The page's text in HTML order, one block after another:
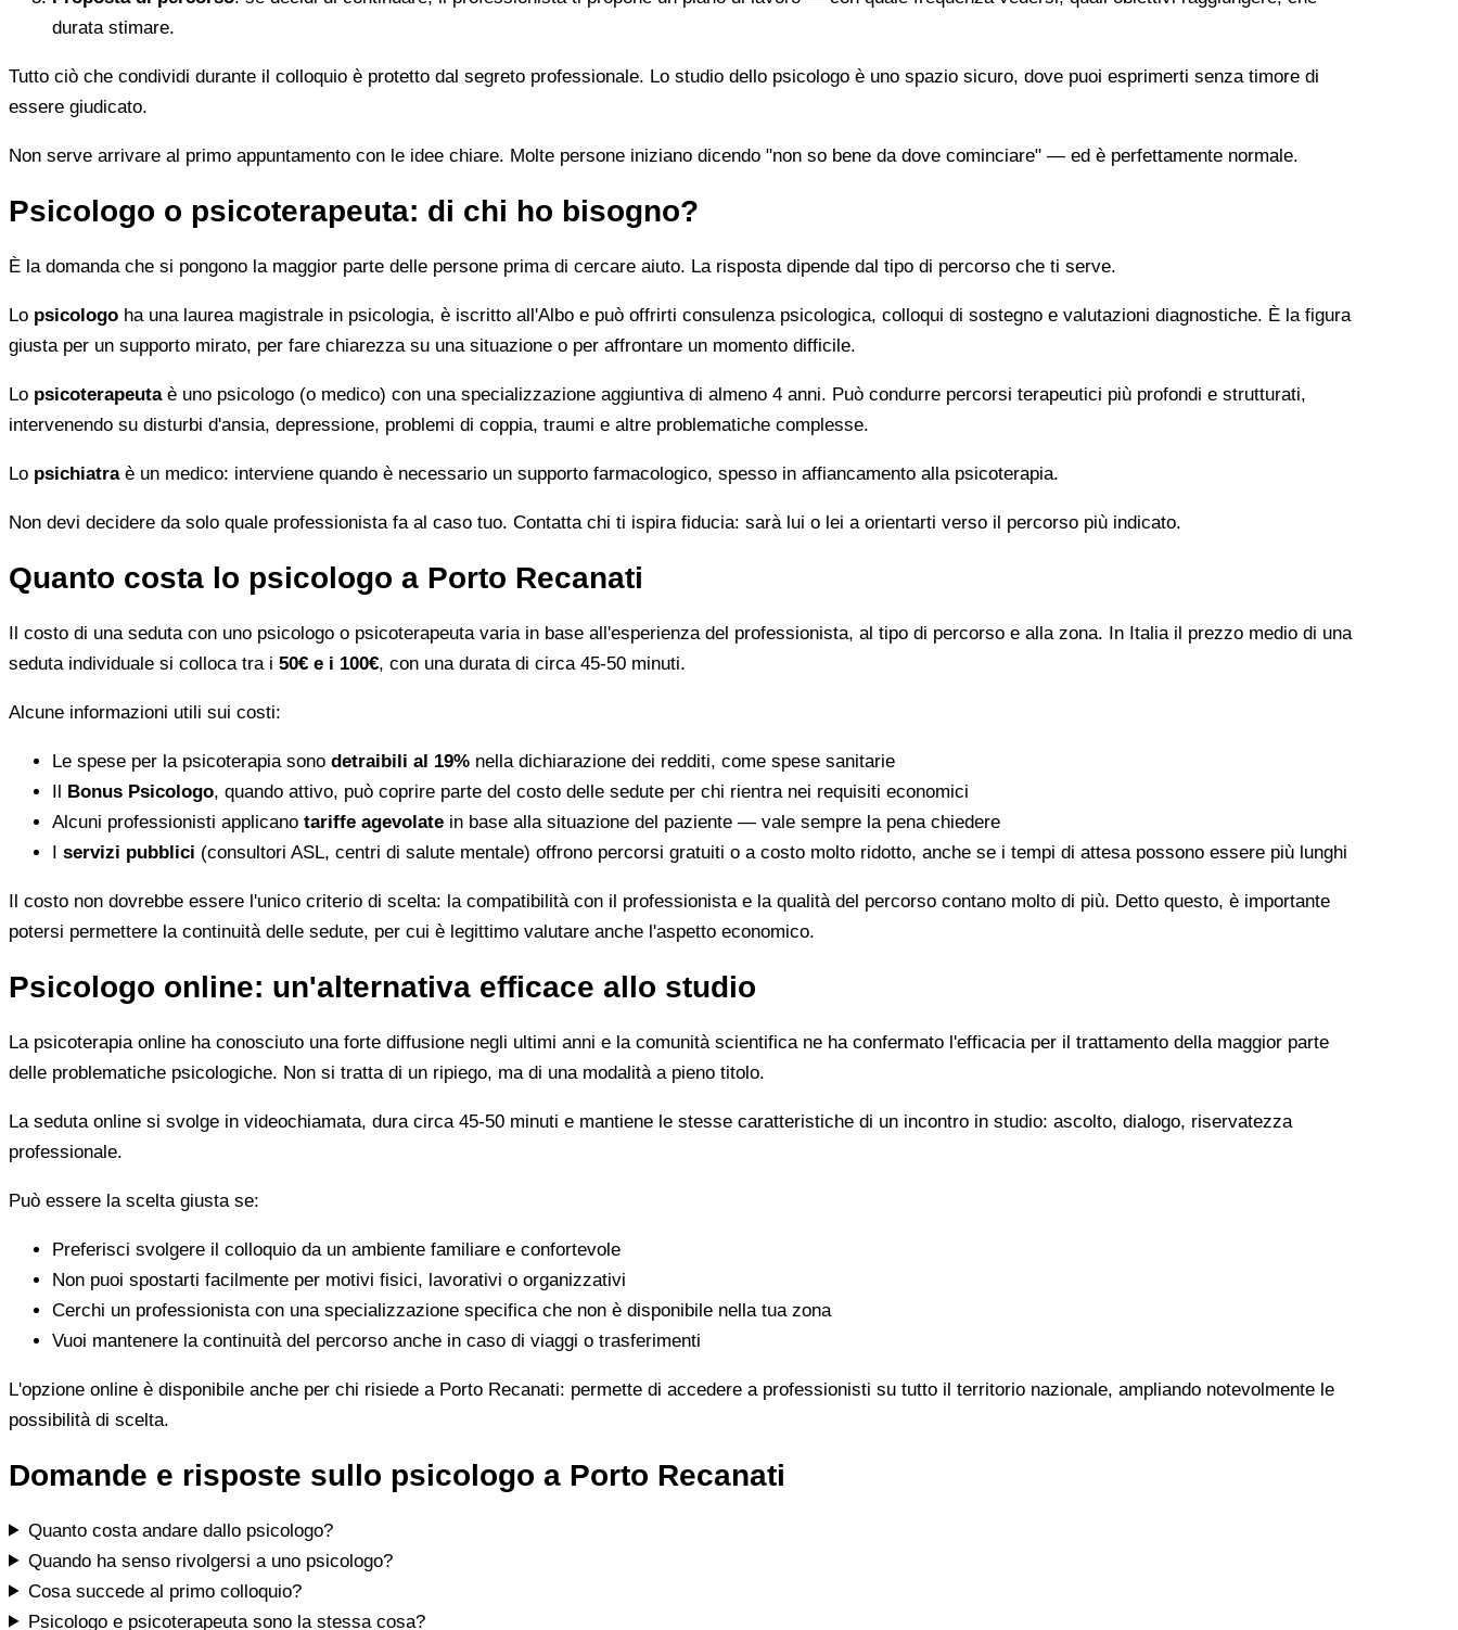
durata stimare.
Tutto ciò che condividi durante il colloquio è protetto dal segreto professionale. Lo studio dello psicologo è uno spazio sicuro, dove puoi esprimerti senza timore di
essere giudicato.
Non serve arrivare al primo appuntamento con le idee chiare. Molte persone iniziano dicendo "non so bene da dove cominciare" — ed è perfettamente normale.
Psicologo o psicoterapeuta: di chi ho bisogno?
È la domanda che si pongono la maggior parte delle persone prima di cercare aiuto. La risposta dipende dal tipo di percorso che ti serve.
Lo psicologo ha una laurea magistrale in psicologia, è iscritto all'Albo e può offrirti consulenza psicologica, colloqui di sostegno e valutazioni diagnostiche. È la figura
giusta per un supporto mirato, per fare chiarezza su una situazione o per affrontare un momento difficile.
Lo psicoterapeutaè uno psicologo (o medico) con una specializzazione aggiuntiva di almeno 4 anni. Può condurre percorsi terapeutici più profondi e strutturati,
intervenendo su disturbi d'ansia, depressione, problemi di coppia, traumi e altre problematiche complesse.
Lo psichiatraè un medico: interviene quando è necessario un supporto farmacologico, spesso in affiancamento alla psicoterapia.
Non devi decidere da solo quale professionista fa al caso tuo. Contatta chi ti ispira fiducia: sarà lui o lei a orientarti verso il percorso più indicato.
Quanto costa lo psicologo a Porto Recanati
Il costo di una seduta con uno psicologo o psicoterapeuta varia in base all'esperienza del professionista, al tipo di percorso e alla zona. In Italia il prezzo medio di una
seduta individuale si colloca tra i 50€ e i 100€, con una durata di circa 45-50 minuti.
Alcune informazioni utili sui costi:
Le spese per la psicoterapia sono detraibili al 19% nella dichiarazione dei redditi, come spese sanitarie
Il Bonus Psicologo, quando attivo, può coprire parte del costo delle sedute per chi rientra nei requisiti economici
Alcuni professionisti applicano tariffe agevolate in base alla situazione del paziente — vale sempre la pena chiedere
I servizi pubblici (consultori ASL, centri di salute mentale) offrono percorsi gratuiti o a costo molto ridotto, anche se i tempi di attesa possono essere più lunghi
Il costo non dovrebbe essere l'unico criterio di scelta: la compatibilità con il professionista e la qualità del percorso contano molto di più. Detto questo, è importante
potersi permettere la continuità delle sedute, per cui è legittimo valutare anche l'aspetto economico.
Psicologo online: un'alternativa efficace allo studio
La psicoterapia online ha conosciuto una forte diffusione negli ultimi anni e la comunità scientifica ne ha confermato l'efficacia per il trattamento della maggior parte
delle problematiche psicologiche. Non si tratta di un ripiego, ma di una modalità a pieno titolo.
La seduta online si svolge in videochiamata, dura circa 45-50 minuti e mantiene le stesse caratteristiche di un incontro in studio: ascolto, dialogo, riservatezza
professionale.
Può essere la scelta giusta se:
Preferisci svolgere il colloquio da un ambiente familiare e confortevole
Non puoi spostarti facilmente per motivi fisici, lavorativi o organizzativi
Cerchi un professionista con una specializzazione specifica che non è disponibile nella tua zona
Vuoi mantenere la continuità del percorso anche in caso di viaggi o trasferimenti
L'opzione online è disponibile anche per chi risiede a Porto Recanati: permette di accedere a professionisti su tutto il territorio nazionale, ampliando notevolmente le
possibilità di scelta.
Domande e risposte sullo psicologo a Porto Recanati
Quanto costa andare dallo psicologo?
Quando ha senso rivolgersi a uno psicologo?
Cosa succede al primo colloquio?
Psicologo e psicoterapeuta sono la stessa cosa?